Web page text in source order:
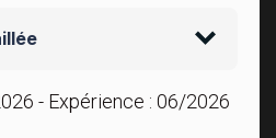
- Expérience : 06/2026